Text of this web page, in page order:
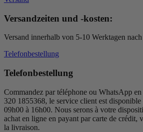
Versandzeiten und -kosten:
Versand innerhalb von 5-10 Werktagen
Telefonbestellung
Telefonbestellung
Commandez par téléphone ou WhatsApp
320 1855368, le service client est
09h00 à 16h00. Nous serons à votre
achat en ligne en payant par carte de crédit,
la livraison.